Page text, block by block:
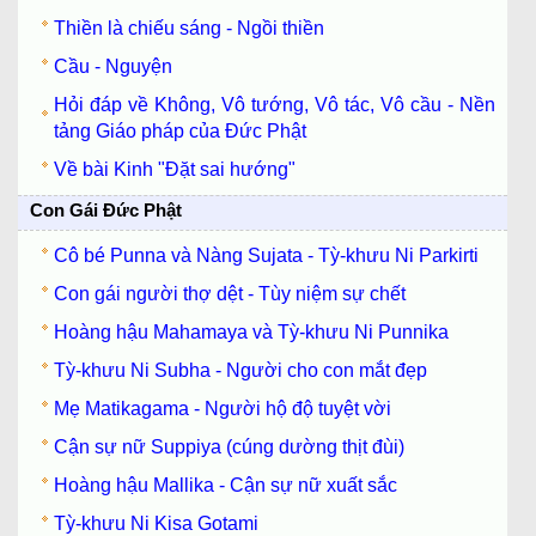
Thiền là chiếu sáng - Ngồi thiền
Cầu - Nguyện
Hỏi đáp về Không, Vô tướng, Vô tác, Vô cầu - Nền
tảng Giáo pháp của Đức Phật
Về bài Kinh "Đặt sai hướng"
Con Gái Đức Phật
Cô bé Punna và Nàng Sujata - Tỳ-khưu Ni Parkirti
Con gái người thợ dệt - Tùy niệm sự chết
Hoàng hậu Mahamaya và Tỳ-khưu Ni Punnika
Tỳ-khưu Ni Subha - Người cho con mắt đẹp
Mẹ Matikagama - Người hộ độ tuyệt vời
Cận sự nữ Suppiya (cúng dường thịt đùi)
Hoàng hậu Mallika - Cận sự nữ xuất sắc
Tỳ-khưu Ni Kisa Gotami